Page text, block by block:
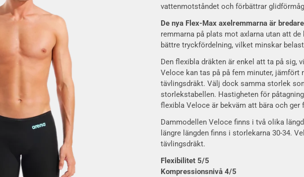
vattenmotståndet och förbättrar
De nya Flex-Max axelremmarna är
remmarna på plats mot axlarna utan att
bättre tryckfördelning, vilket minskar
Den flexibla dräkten är enkel att ta på sig,
Veloce kan tas på på fem minuter, jämfört
tävlingsdräkt. Välj dock samma storlek
storlekstabellen. Hastigheten för
flexibla Veloce är bekväm att bära och
Dammodellen Veloce finns i två olika
längre längden finns i storlekarna 30-34.
tävlingsdräkt.
Flexibilitet 5/5
Kompressionsnivå 4/5